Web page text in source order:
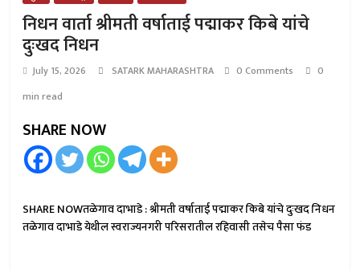
निधन वार्ता श्रीमती वर्षाताई पद्माकर किबे यांचे
दुःखद निधन
July 15, 2026 SATARK MAHARASHTRA 0 Comments
0
min read
SHARE NOW
SHARE NOWतळेगाव दाभाडे : श्रीमती वर्षाताई पद्माकर किबे यांचे दुःखद निधन
तळेगाव दाभाडे येथील स्वराज्यनगरी परिसरातील रहिवासी तसेच पैसा फंड